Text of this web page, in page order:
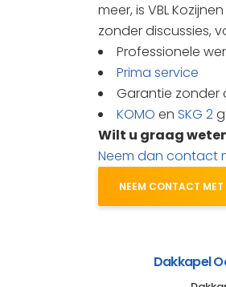
meer, is VBL
zonder discussies,
Professionele
Prima service
Garantie zonder
KOMO en SKG 2
Wilt u graag
Neem dan contact
NEEM CONTACT MET
Dakkapel